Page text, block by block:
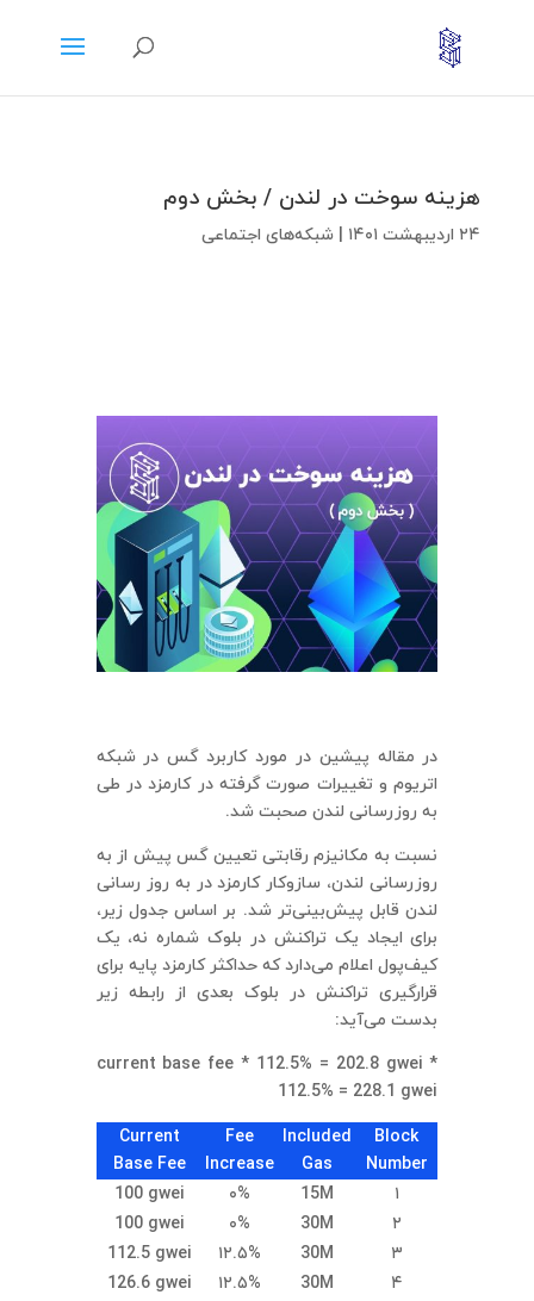
هزینه سوخت در لندن / بخش دوم
۲۴ اردیبهشت ۱۴۰۱ شبکه‌های اجتماعی
در مقاله پیشین در مورد کاربرد گس در شبکه
اتریوم و تغییرات صورت گرفته در کارمزد در طی
به روزرسانی لندن صحبت شد.
نسبت به مکانیزم رقابتی تعیین گس پیش از به
روزرسانی لندن، سازوکار کارمزد در به روز رسانی
لندن قابل پیش‌بینی‌تر شد. بر اساس جدول زیر،
برای ایجاد یک تراکنش در بلوک شماره نه، یک
کیف‌پول اعلام می‌دارد که حداکثر کارمزد پایه برای
قرارگیری تراکنش در بلوک بعدی از رابطه زیر
بدست می‌آید:
current base fee * 112.5% = 202.8 gwei *
112.5% = 228.1 gwei
Block
Number
Included
Gas
Fee
Increase
Current
Base Fee
۱
15M ۰%
100 gwei
۲
30M ۰%
100 gwei
۳
30M ۱۲.۵%
112.5 gwei
۴
30M ۱۲.۵%
126.6 gwei